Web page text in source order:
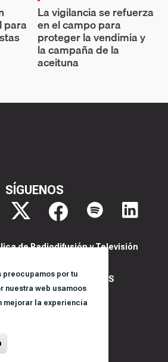
preocupamos por tu
nuestra web usamoos
mejorar la experiencia
para
La vigilancia se refuerza
en el campo para
proteger la vendimia y
la campaña de la
aceituna
SÍGUENOS
de Radiodifusión y Televisión
DE PRIVACIDAD Y COOKIES